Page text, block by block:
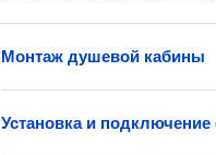
Монтаж душевой кабины
Установка и